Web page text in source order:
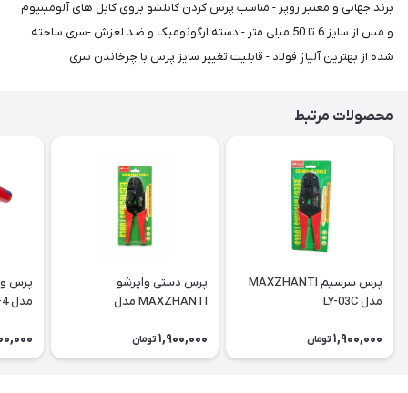
برند جهانی و معتبر زوپر - مناسب پرس کردن کابلشو بروی کابل های آلومینیوم
و مس از سایز 6 تا 50 میلی متر - دسته ارگونومیک و ضد لغزش -سری ساخته
شده از بهترین آلیاژ فولاد - قابلیت تغییر سایز پرس با چرخاندن سری
محصولات مرتبط
پرس سرسیم MAXZHANTI
مدل LY-03C
1,900,000 تومان
پرس دستی وایرشو
MAXZHANTI مدل
1,900,000 تومان
پرس
مدل HSC8-6-4 سایز 0.5 تا 10